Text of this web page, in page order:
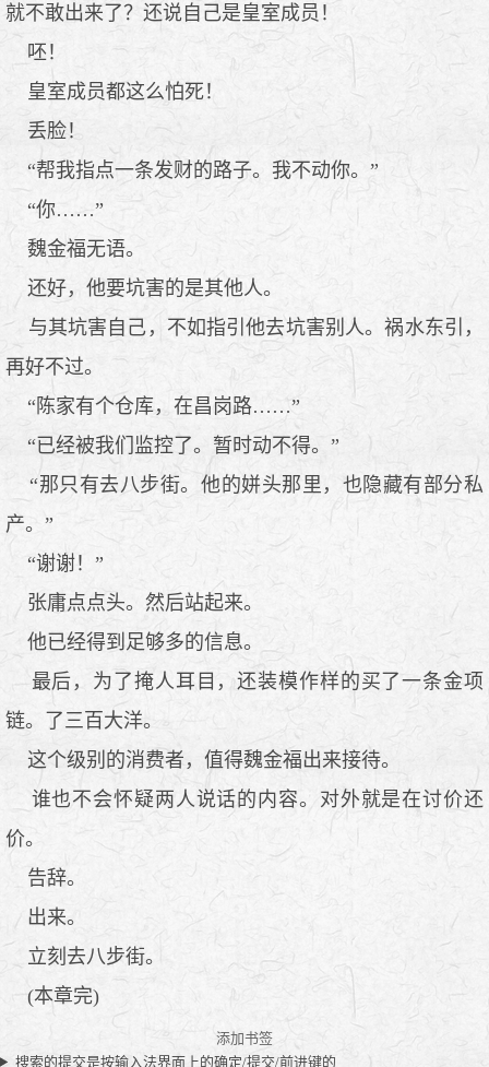
就不敢出来了？还说自己是皇室成员！
呸！
皇室成员都这么怕死！
丢脸！
“帮我指点一条发财的路子。我不动你。”
“你……”
魏金福无语。
还好，他要坑害的是其他人。
与其坑害自己，不如指引他去坑害别人。祸水东引，
再好不过。
“陈家有个仓库，在昌岗路……”
“已经被我们监控了。暂时动不得。”
“那只有去八步街。他的姘头那里，也隐藏有部分私
产。”
“谢谢！”
张庸点点头。然后站起来。
他已经得到足够多的信息。
最后，为了掩人耳目，还装模作样的买了一条金项
链。了三百大洋。
这个级别的消费者，值得魏金福出来接待。
谁也不会怀疑两人说话的内容。对外就是在讨价还
价。
告辞。
出来。
立刻去八步街。
(本章完)
添加书签
搜索的提交是按输入法界面上的确定/提交/前进键的